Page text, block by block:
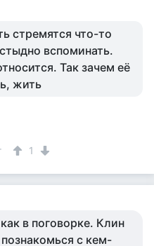
стремятся что-то
вспоминать.
Так зачем её
жить
1
в поговорке. Клин
с кем-